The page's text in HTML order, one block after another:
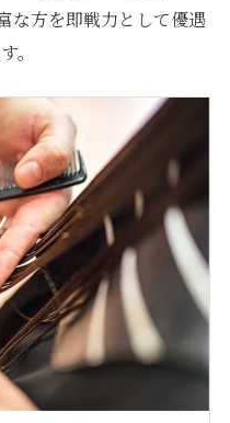
な方を即戦力として優遇
。